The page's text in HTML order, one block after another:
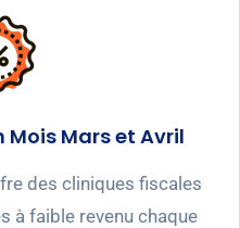
Mars et Avril
des cliniques fiscales
à faible revenu chaque